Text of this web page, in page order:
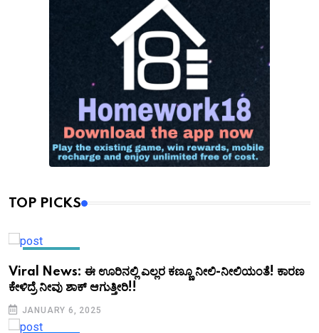
TOP PICKS
Viral News: ಈ ಊರಿನಲ್ಲಿ ಎಲ್ಲರ ಕಣ್ಣೂ ನೀಲಿ-ನೀಲಿಯಂತೆ! ಕಾರಣ
ಕೇಳಿದ್ರೆ ನೀವು ಶಾಕ್ ಆಗುತ್ತೀರಿ!!
JANUARY 6, 2025